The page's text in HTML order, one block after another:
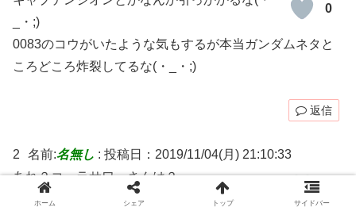
0
_・;)
0083のコウがいたような気もするが本当ガンダムネタと
ころどころ炸裂してるな(・_・;)
返信
2 名前:名無し : 投稿日：2019/11/04(月) 21:10:33
あれ？コーラサワーさんは？
ホーム シェア トップ サイドバー